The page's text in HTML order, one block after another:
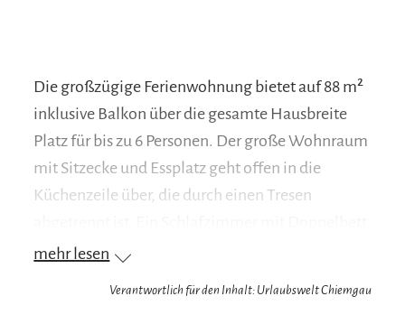
Die großzügige Ferienwohnung bietet auf 88 m²
inklusive Balkon über die gesamte Hausbreite
Platz für bis zu 6 Personen. Der große Wohnraum
mit Sitzecke und Essplatz geht offen in die
Küchenzeile über, die durch einen Tresen
ein Bad mit Badewanne/WC sowie vier weitere
mehr lesen
Verantwortlich für den Inhalt: Urlaubswelt Chiemgau